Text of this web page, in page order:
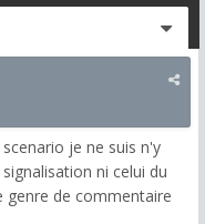
je ne suis n'y
ni celui du
genre de commentaire